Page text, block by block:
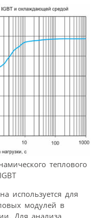
теплового
используется для
модулей в